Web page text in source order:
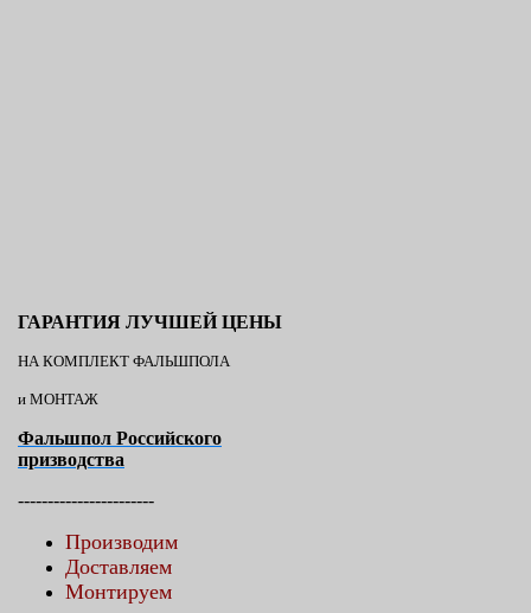
ГАРАНТИЯ ЛУЧШЕЙ ЦЕНЫ
НА КОМПЛЕКТ ФАЛЬШПОЛА
и МОНТАЖ
Фальшпол Российского
призводства
-----------------------
Производим
Доставляем
Монтируем